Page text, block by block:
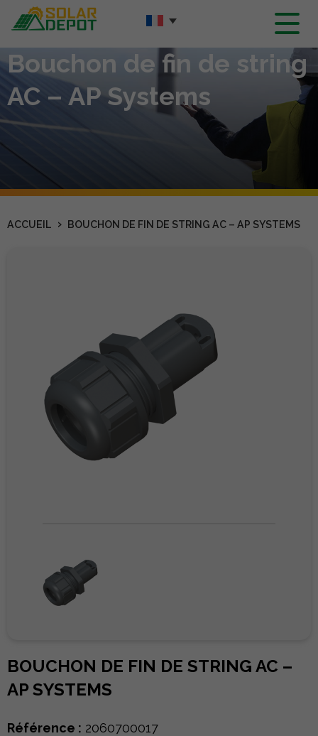
Contenu
principal
Bouchon de fin de string
AC – AP Systems
ACCUEIL › BOUCHON DE FIN DE STRING AC – AP SYSTEMS
BOUCHON DE FIN DE STRING AC –
AP SYSTEMS
Référence : 2060700017